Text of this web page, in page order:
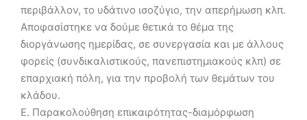
περιβάλλον, το υδάτινο ισοζύγιο, την απερήμωση κλπ.
Αποφασίστηκε να δούμε θετικά το θέμα της
διοργάνωσης ημερίδας, σε συνεργασία και με άλλους
φορείς (συνδικαλιστικούς, πανεπιστημιακούς κλπ) σε
επαρχιακή πόλη, για την προβολή των θεμάτων του
κλάδου.
Ε. Παρακολούθηση επικαιρότητας-διαμόρφωση